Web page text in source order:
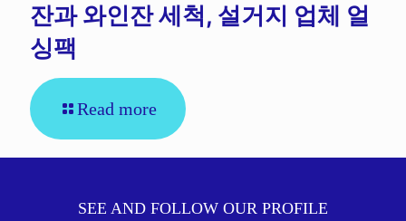
잔과 와인잔 세척, 설거지 업체 얼
싱팩
Read more
SEE AND FOLLOW OUR PROFILE